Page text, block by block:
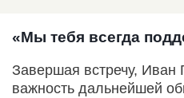
«Мы тебя всегда
Завершая встречу, Иван
важность дальнейшей